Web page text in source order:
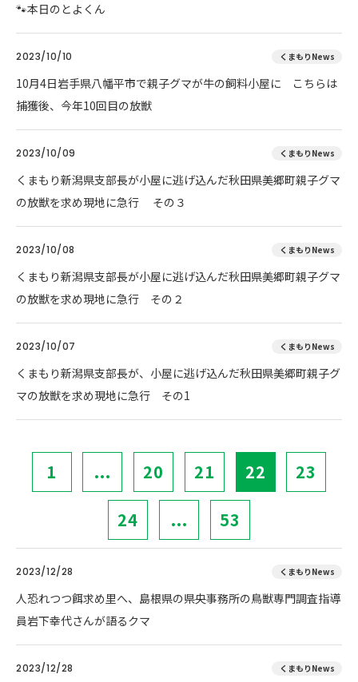
🐾本日のとよくん
2023/10/10 くまもりNews
10月4日岩手県八幡平市で親子グマが牛の飼料小屋に こちらは
捕獲後、今年10回目の放獣
2023/10/09 くまもりNews
くまもり新潟県支部長が小屋に逃げ込んだ秋田県美郷町親子グマ
の放獣を求め現地に急行 その３
2023/10/08 くまもりNews
くまもり新潟県支部長が小屋に逃げ込んだ秋田県美郷町親子グマ
の放獣を求め現地に急行 その２
2023/10/07 くまもりNews
くまもり新潟県支部長が、小屋に逃げ込んだ秋田県美郷町親子グ
マの放獣を求め現地に急行 その1
1 ... 20 21 22 23
24 ... 53
2023/12/28 くまもりNews
人恐れつつ餌求め里へ、島根県の県央事務所の鳥獣専門調査指導
員岩下幸代さんが語るクマ
2023/12/28 くまもりNews